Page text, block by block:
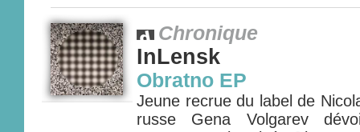
Chronique
InLensk
Obratno EP
Jeune recrue du label de
russe Gena Volgarev